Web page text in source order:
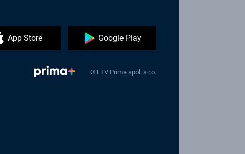
App Store Google Play
© FTV Prima spol. s r.o.